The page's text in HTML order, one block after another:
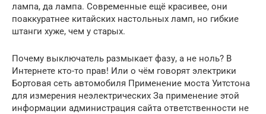
лампа, да лампа. Современные ещё красивее, они
поаккуратнее китайских настольных ламп, но гибкие
штанги хуже, чем у старых.
Почему выключатель размыкает фазу, а не ноль? В
Интернете кто-то прав! Или о чём говорят электрики
Бортовая сеть автомобиля Применение моста Уитстона
для измерения неэлектрических За применение этой
информации администрация сайта ответственности не